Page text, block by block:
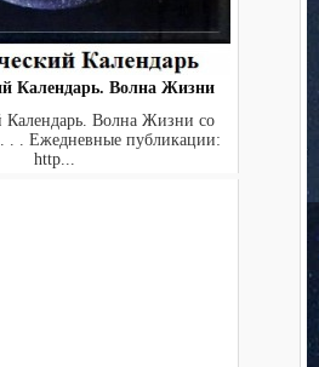
Календарь. Волна Жизни
Календарь. Волна Жизни со
. . Ежедневные публикации:
http...